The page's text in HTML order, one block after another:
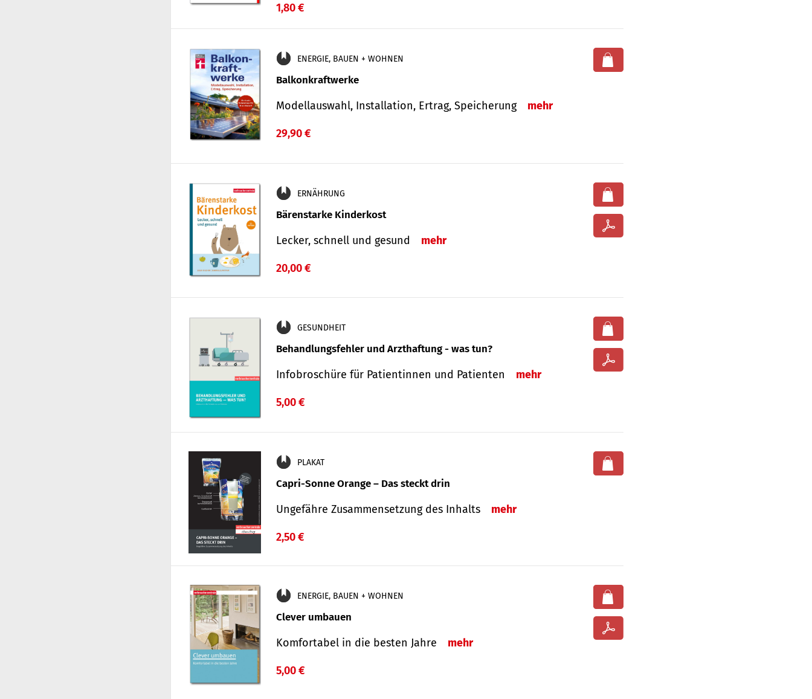
1,80 €
ENERGIE, BAUEN + WOHNEN
Balkonkraftwerke
Modellauswahl, Installation, Ertrag, Speicherung mehr
29,90 €
ERNÄHRUNG
Bärenstarke Kinderkost
Lecker, schnell und gesund mehr
20,00 €
GESUNDHEIT
Behandlungsfehler und Arzthaftung - was tun?
Infobroschüre für Patientinnen und Patienten mehr
5,00 €
PLAKAT
Capri-Sonne Orange – Das steckt drin
Ungefähre Zu­sammen­setzung des Inhalts mehr
2,50 €
ENERGIE, BAUEN + WOHNEN
Clever umbauen
Komfortabel in die besten Jahre mehr
5,00 €